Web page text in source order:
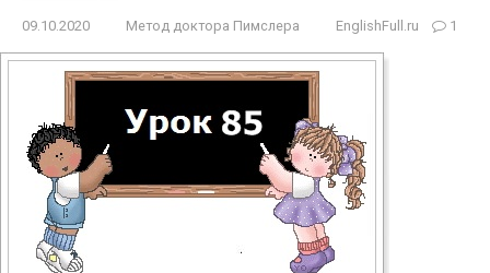
09.10.2020 Метод доктора Пимслера EnglishFull.ru 1